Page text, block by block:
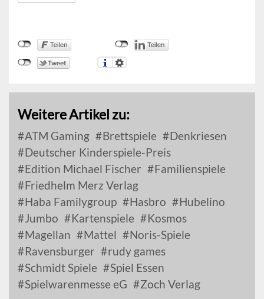
Weitere Artikel zu:
ATM Gaming Brettspiele
Denkriesen
Deutscher Kinderspiele-Preis
Edition Michael Fischer
Familienspiele
Friedhelm Merz Verlag
Haba Familygroup
Hasbro
Hubelino
Jumbo
Kartenspiele
Kosmos
Magellan
Mattel
Noris-Spiele
Ravensburger
rudy games
Schmidt Spiele
Spiel Essen
Spielwarenmesse eG
Zoch Verlag